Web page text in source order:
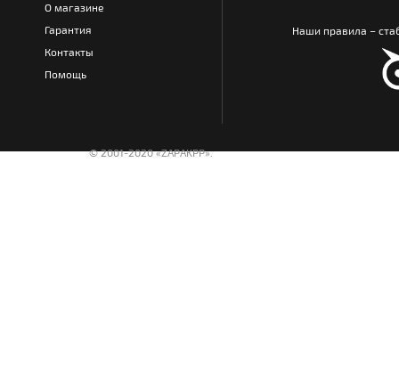
О магазине
Гарантия
Контакты
Помощь
Наши правила –
© 2001-2020 «ZAPAKPP».